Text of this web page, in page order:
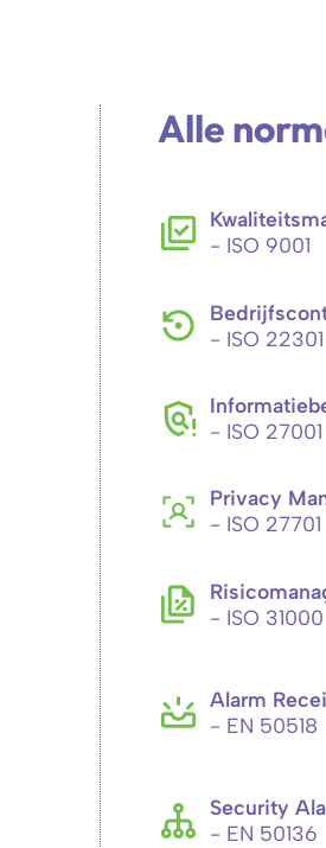
Alle
- ISO 9001
- ISO 22301
- ISO 27001
Privacy
- ISO 27701
- ISO 31000
Alarm
- EN 50518
Security
- EN 50136